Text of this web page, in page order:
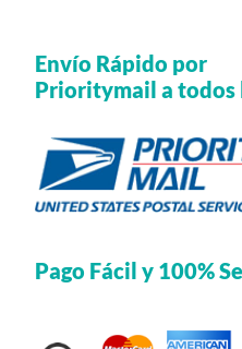
Envío Rápido por
Prioritymail a todos
Pago Fácil y 100%